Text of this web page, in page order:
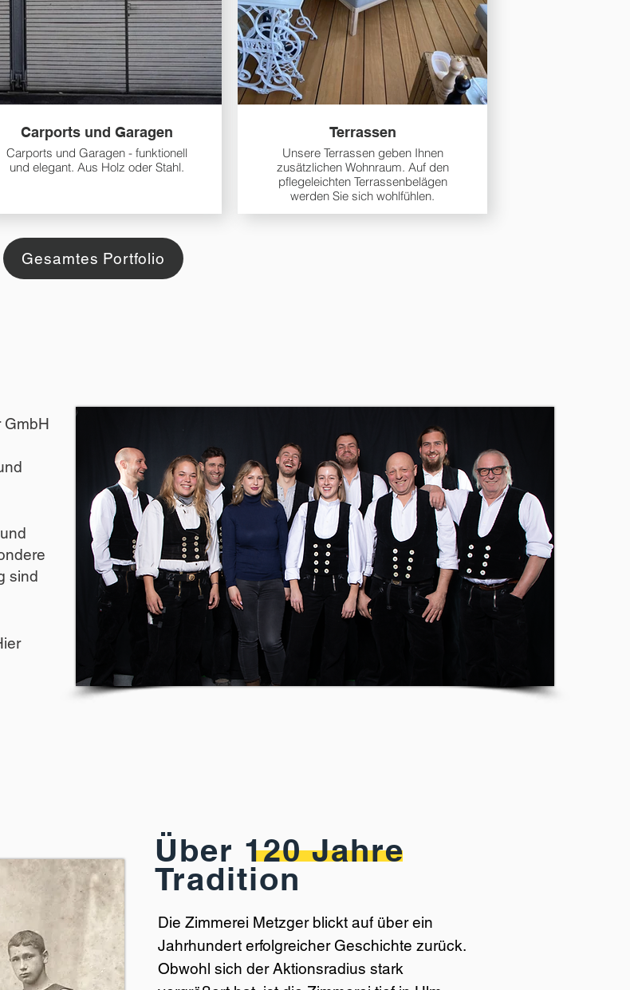
Carports und Garagen
Carports und Garagen - funktionell
und elegant. Aus Holz oder Stahl.
Terrassen
Unsere Terrassen geben Ihnen
zusätzlichen Wohnraum. Auf den
pflegeleichten Terrassenbelägen
werden Sie sich wohlfühlen.
Gesamtes Portfolio
GmbH
sind
Über 120 Jahre
Tradition
Die Zimmerei Metzger blickt auf über ein
Jahrhundert erfolgreicher Geschichte zurück.
Obwohl sich der Aktionsradius stark